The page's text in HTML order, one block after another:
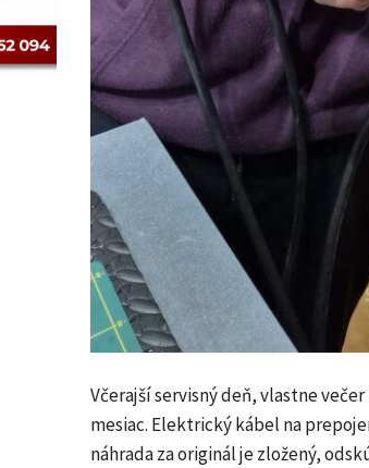
Včerajší servisný deň, vlastne
mesiac. Elektrický kábel na
náhrada za originál je zložený,